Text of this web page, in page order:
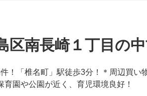
区南長崎１丁目の
件！「椎名町」駅徒歩3分！＊周辺買
育園や公園が近く、育児環境良好！